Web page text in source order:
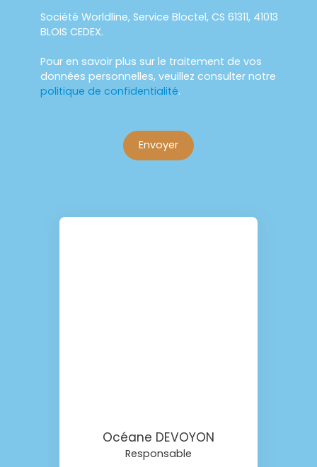
Société Worldline, Service Bloctel, CS 61311, 41013
BLOIS CEDEX.
Pour en savoir plus sur le traitement de vos
données personnelles, veuillez consulter notre
politique de confidentialité.
Envoyer
Océane DEVOYON
Responsable